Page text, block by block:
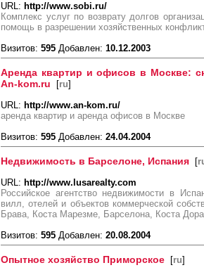
URL: http://www.sobi.ru/
Комплекс услуг по возврату долгов
помощь в разрешении хозяйственных
Визитов: 595 Добавлен: 10.12.2003
Аренда квартир и офисов в Москве:
An-kom.ru [ru]
URL: http://www.an-kom.ru/
аренда квартир и аренда офисов в Москве
Визитов: 595 Добавлен: 24.04.2004
Недвижимость в Барселоне, Испания [
URL: http://www.lusarealty.com
Российское агентство недвижимости в
вилл, отелей и объектов коммерческой
Брава, Коста Марезме, Барселона, Коста
Визитов: 595 Добавлен: 20.08.2004
Опытное хозяйство Приморское [ru]